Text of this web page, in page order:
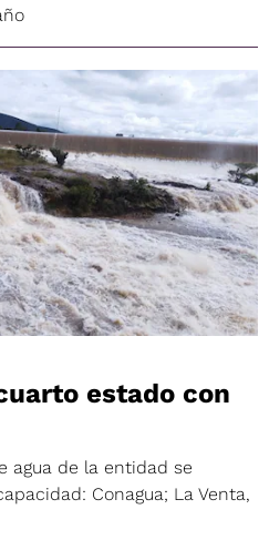
estado con
agua de la entidad se
Conagua; La Venta,